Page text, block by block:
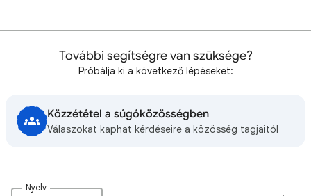
További segítségre van szüksége?
Próbálja ki a következő lépéseket:
Közzététel a súgóközösségben
Válaszokat kaphat kérdéseire a közösség tagjaitól
Nyelv